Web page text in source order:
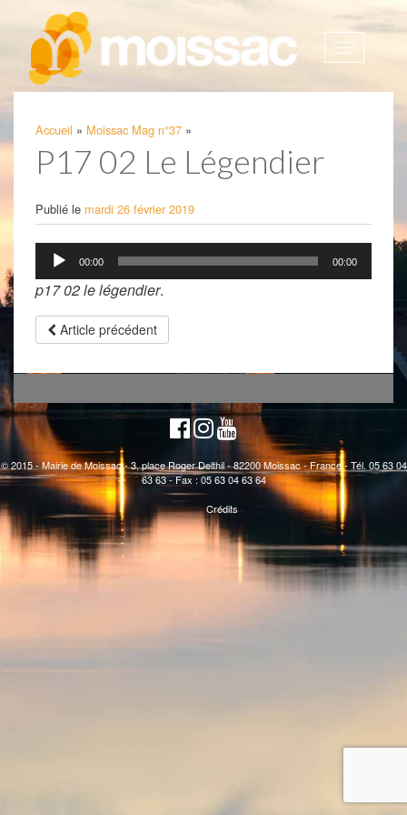
Afficher
Accueil » Moissac Mag n°37 »
P17 02 Le Légendier
Publié le mardi 26 février 2019
Lecteur
audio
00:00 00:00
p17 02 le légendier.
Article précédent
© 2015 - Mairie de Moissac - 3, place Roger Delthil - 82200 Moissac - France - Tél. 05 63 04
63 63 - Fax : 05 63 04 63 64
Crédits